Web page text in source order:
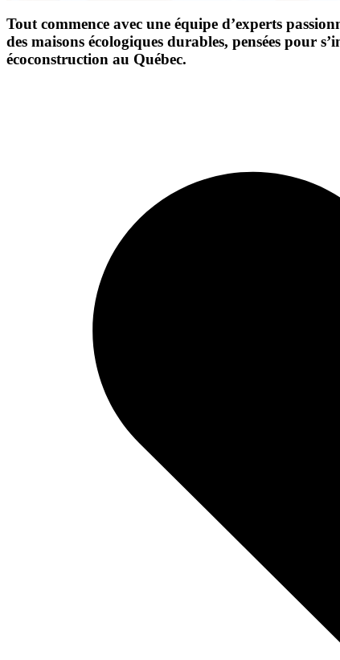
Tout commence avec une équipe d’experts
des maisons écologiques durables, pensées pour
écoconstruction au Québec.